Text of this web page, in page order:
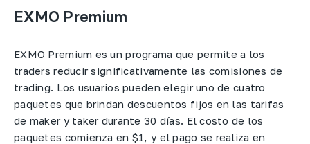
EXMO Premium
EXMO Premium es un programa que permite a los
traders reducir significativamente las comisiones de
trading. Los usuarios pueden elegir uno de cuatro
paquetes que brindan descuentos fijos en las tarifas
de maker y taker durante 30 días. El costo de los
paquetes comienza en $1, y el pago se realiza en